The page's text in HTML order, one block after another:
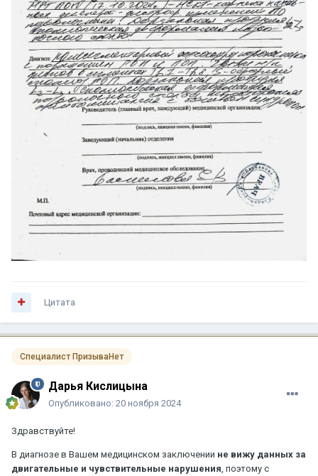
Цитата
Специалист ПризываНет
Дарья Кислицына
Опубликовано: 20 ноября 2024
Здравствуйте!
В диагнозе в Вашем медицинском заключении не вижу данных за
двигательные и чувствительные нарушения , поэтому с